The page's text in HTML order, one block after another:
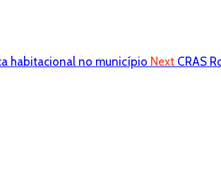
habitacional no município Next CRAS